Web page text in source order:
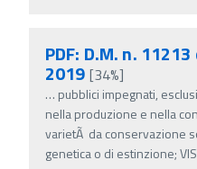
PDF: D.M. n.
2019 [34%]
… pubblici impegnati,
nella produzione e nella
varietÃ da conservazione
genetica o di estinzione;